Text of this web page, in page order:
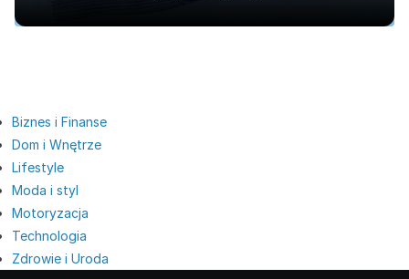
Biznes i Finanse
Dom i Wnętrze
Lifestyle
Moda i styl
Motoryzacja
Technologia
Zdrowie i Uroda